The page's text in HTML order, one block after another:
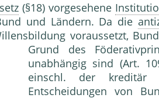
(§18) vorgesehene
und Ländern. Da die
voraussetzt,
Grund des
unabhängig sind (Art.
einschl. der kreditär
Entscheidungen von